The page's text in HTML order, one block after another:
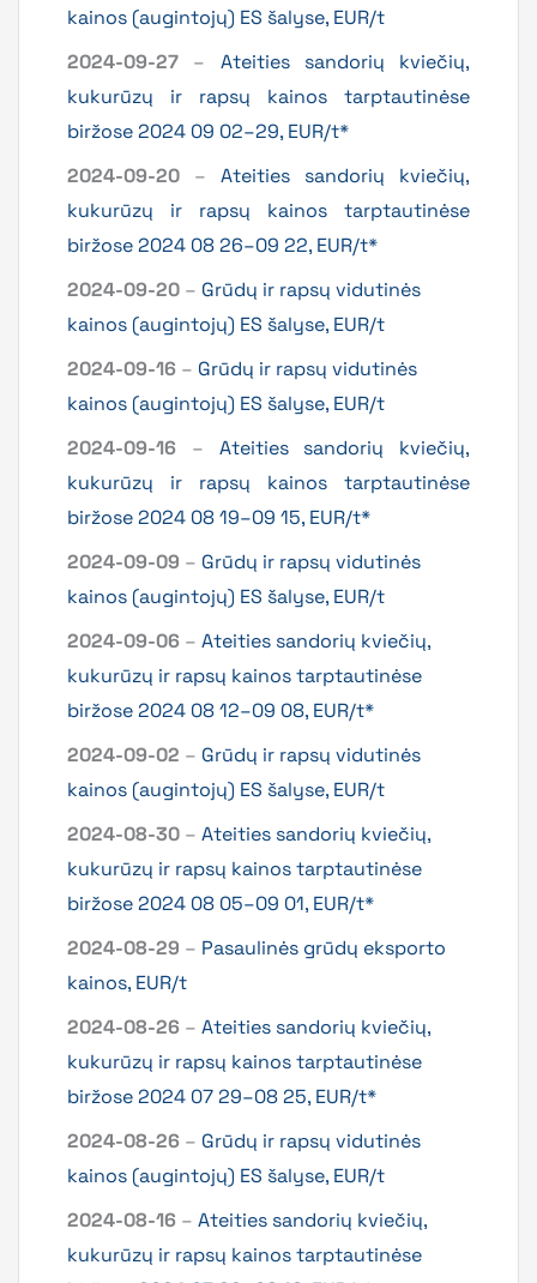
kainos (augintojų) ES šalyse, EUR/t
2024-09-27 – Ateities sandorių kviečių,
kukurūzų ir rapsų kainos tarptautinėse
biržose 2024 09 02–29, EUR/t*
2024-09-20 – Ateities sandorių kviečių,
kukurūzų ir rapsų kainos tarptautinėse
biržose 2024 08 26–09 22, EUR/t*
2024-09-20 – Grūdų ir rapsų vidutinės
kainos (augintojų) ES šalyse, EUR/t
2024-09-16 – Grūdų ir rapsų vidutinės
kainos (augintojų) ES šalyse, EUR/t
2024-09-16 – Ateities sandorių kviečių,
kukurūzų ir rapsų kainos tarptautinėse
biržose 2024 08 19–09 15, EUR/t*
2024-09-09 – Grūdų ir rapsų vidutinės
kainos (augintojų) ES šalyse, EUR/t
2024-09-06 – Ateities sandorių kviečių,
kukurūzų ir rapsų kainos tarptautinėse
biržose 2024 08 12–09 08, EUR/t*
2024-09-02 – Grūdų ir rapsų vidutinės
kainos (augintojų) ES šalyse, EUR/t
2024-08-30 – Ateities sandorių kviečių,
kukurūzų ir rapsų kainos tarptautinėse
biržose 2024 08 05–09 01, EUR/t*
2024-08-29 – Pasaulinės grūdų eksporto
kainos, EUR/t
2024-08-26 – Ateities sandorių kviečių,
kukurūzų ir rapsų kainos tarptautinėse
biržose 2024 07 29–08 25, EUR/t*
2024-08-26 – Grūdų ir rapsų vidutinės
kainos (augintojų) ES šalyse, EUR/t
2024-08-16 – Ateities sandorių kviečių,
kukurūzų ir rapsų kainos tarptautinėse